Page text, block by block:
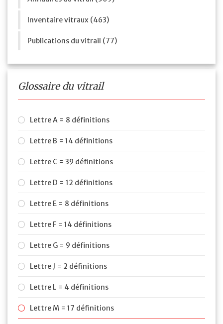
Inventaire vitraux (463)
Publications du vitrail (77)
Glossaire du vitrail
Lettre A = 8 définitions
Lettre B = 14 définitions
Lettre C = 39 définitions
Lettre D = 12 définitions
Lettre E = 8 définitions
Lettre F = 14 définitions
Lettre G = 9 définitions
Lettre J = 2 définitions
Lettre L = 4 définitions
Lettre M = 17 définitions